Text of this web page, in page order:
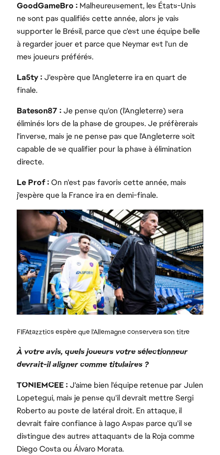
GoodGameBro :Malheureusement, les États-Unis
ne sont pas qualifiés cette année, alors je vais
supporter le Brésil, parce que c'est une équipe belle
à regarder jouer et parce que Neymar est l'un de
mes joueurs préférés.
La5ty :J'espère que l'Angleterre ira en quart de
finale.
Bateson87 :Je pense qu'on (l'Angleterre) sera
éliminés lors de la phase de groupes. Je préfèrerais
l'inverse, mais je ne pense pas que l'Angleterre soit
capable de se qualifier pour la phase à élimination
directe.
Le Prof :On n'est pas favoris cette année, mais
j'espère que la France ira en demi-finale.
À votre avis, quels joueurs votre sélectionneur
devrait-il aligner comme titulaires ?
TONIEMCEE :J'aime bien l'équipe retenue par Julen
Lopetegui, mais je pense qu'il devrait mettre Sergi
Roberto au poste de latéral droit. En attaque, il
devrait faire confiance à Iago Aspas parce qu'il se
distingue des autres attaquants de la Roja comme
Diego Costa ou Álvaro Morata.